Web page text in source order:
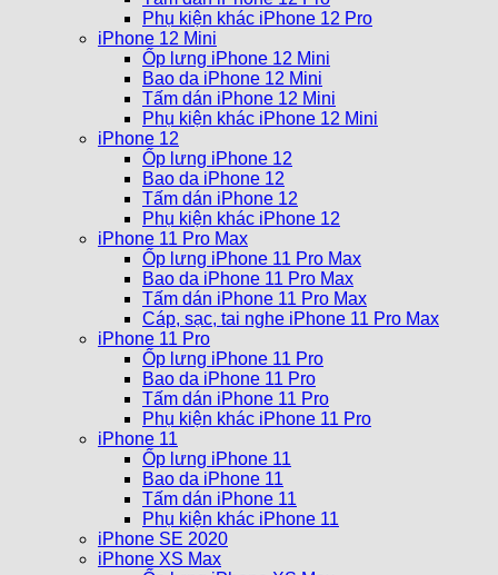
Phụ kiện khác iPhone 12 Pro
iPhone 12 Mini
Ốp lưng iPhone 12 Mini
Bao da iPhone 12 Mini
Tấm dán iPhone 12 Mini
Phụ kiện khác iPhone 12 Mini
iPhone 12
Ốp lưng iPhone 12
Bao da iPhone 12
Tấm dán iPhone 12
Phụ kiện khác iPhone 12
iPhone 11 Pro Max
Ốp lưng iPhone 11 Pro Max
Bao da iPhone 11 Pro Max
Tấm dán iPhone 11 Pro Max
Cáp, sạc, tai nghe iPhone 11 Pro Max
iPhone 11 Pro
Ốp lưng iPhone 11 Pro
Bao da iPhone 11 Pro
Tấm dán iPhone 11 Pro
Phụ kiện khác iPhone 11 Pro
iPhone 11
Ốp lưng iPhone 11
Bao da iPhone 11
Tấm dán iPhone 11
Phụ kiện khác iPhone 11
iPhone SE 2020
iPhone XS Max